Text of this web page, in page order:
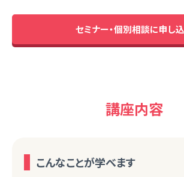
セミナー・個別相談に申し
講座内容
こんなことが学べます